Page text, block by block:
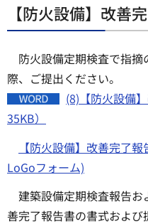
【防火設備】改善
防火設備定期検査で指
際、ご提出ください。
(8)【防火設備
35KB）
【防火設備】改善完了
LoGoフォーム)
建築設備定期検査報告
善完了報告書の書式およ